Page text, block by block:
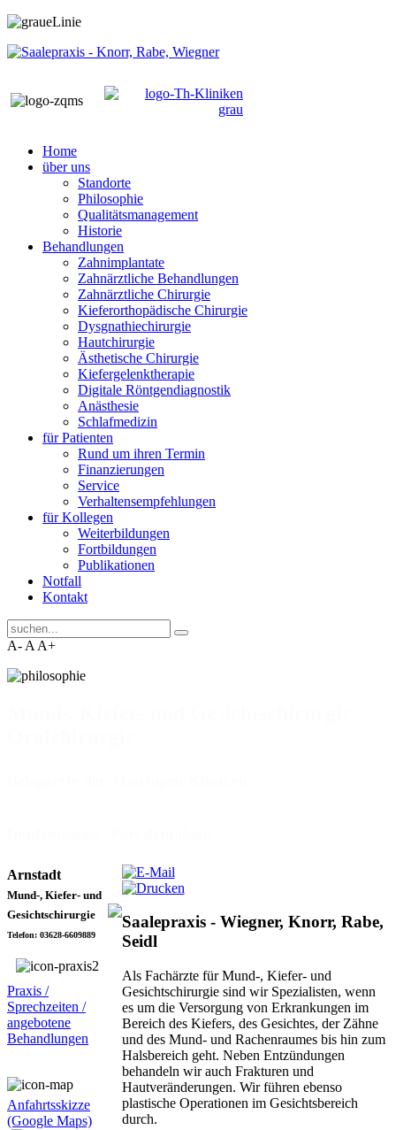
Home
über uns
Standorte
Philosophie
Qualitätsmanagement
Historie
Behandlungen
Zahnimplantate
Zahnärztliche Behandlungen
Zahnärztliche Chirurgie
Kieferorthopädische Chirurgie
Dysgnathiechirurgie
Hautchirurgie
Ästhetische Chirurgie
Kiefergelenktherapie
Digitale Röntgendiagnostik
Anästhesie
Schlafmedizin
für Patienten
Rund um ihren Termin
Finanzierungen
Service
Verhaltensempfehlungen
für Kollegen
Weiterbildungen
Fortbildungen
Publikationen
Notfall
Kontakt
A- A A+
Saalepraxis - Wiegner, Knorr, Rabe,
Seidl
Als Fachärzte für Mund-, Kiefer- und
Gesichtschirurgie sind wir Spezialisten, wenn
es um die Versorgung von Erkrankungen im
Bereich des Kiefers, des Gesichtes, der Zähne
und des Mund- und Rachenraumes bis hin zum
Halsbereich geht. Neben Entzündungen
behandeln wir auch Frakturen und
Hautveränderungen. Wir führen ebenso
plastische Operationen im Gesichtsbereich
durch.
Arnstadt
Mund-, Kiefer- und
Gesichtschirurgie
Telefon: 03628-6609889
Praxis /
Sprechzeiten /
angebotene
Behandlungen
Anfahrtsskizze
(Google Maps)